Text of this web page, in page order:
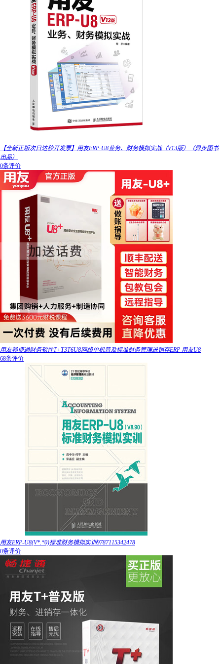
【全新正版次日达秒开发票】用友ERP-U8业务、财务模拟实战（V13版）（异步图书
出品）
0条评价
用友畅捷通财务软件T+T3T6U8网络单机普及标准财务管理进销存ERP 用友U8
68条评价
用友ERP-U8(V*.*0)标准财务模拟实训9787115342478
0条评价